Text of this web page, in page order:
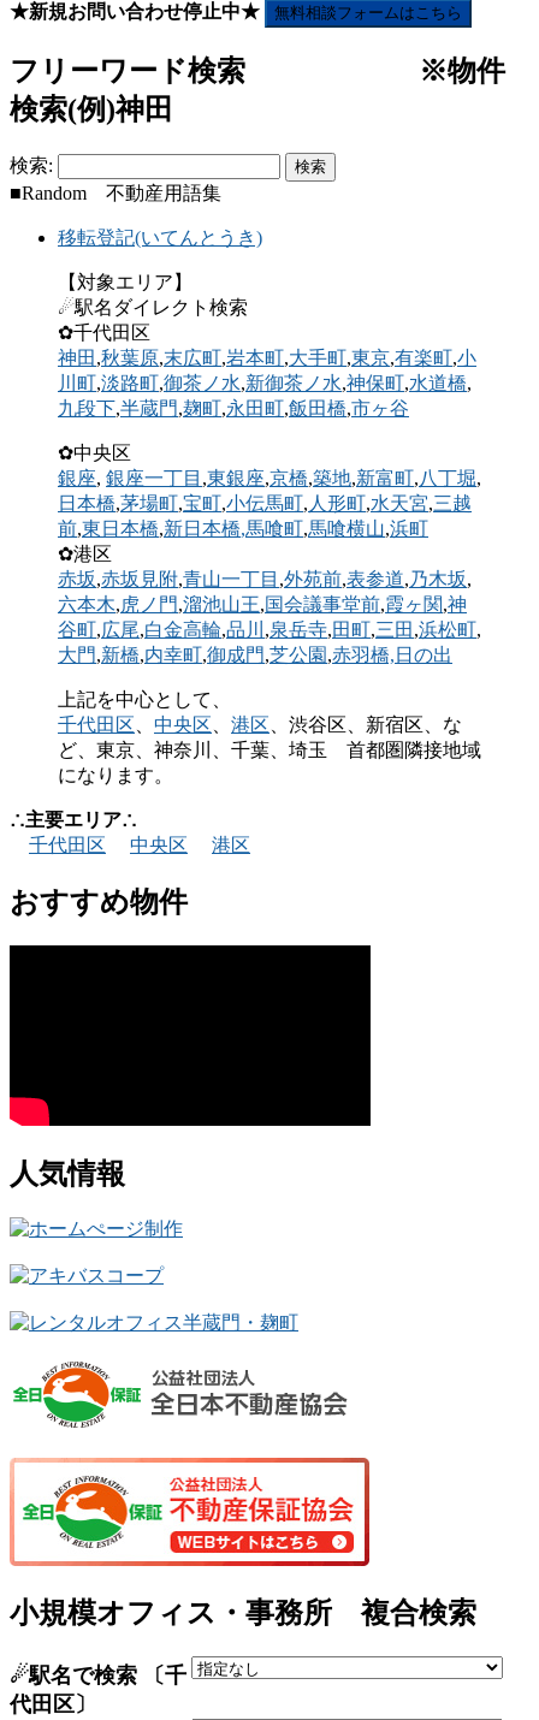
★新規お問い合わせ停止中★ 無料相談フォームはこちら
フリーワード検索 ※物件
検索(例)神田
検索:
■Random 不動産用語集
移転登記(いてんとうき)
【対象エリア】
☄駅名ダイレクト検索
✿千代田区
神田 ,秋葉原,末広町,岩本町,大手町,東京,有楽町,小
川町,淡路町,御茶ノ水,新御茶ノ水,神保町,水道橋,
九段下,半蔵門,麹町,永田町,飯田橋,市ヶ谷
✿中央区
銀座, 銀座一丁目 ,東銀座,京橋,築地,新富町,八丁堀,
日本橋,茅場町,宝町,小伝馬町, 人形町,水天宮,三越
前,東日本橋,新日本橋,馬喰町,馬喰横山,浜町
✿港区
赤坂,赤坂見附,青山一丁目 ,外苑前,表参道,乃木坂,
六本木,虎ノ門,溜池山王,国会議事堂前,霞ヶ関,神
谷町,広尾,白金高輪,品川 ,泉岳寺,田町,三田 ,浜松町,
大門,新橋,内幸町,御成門,芝公園 ,赤羽橋, 日の出
上記を中心として、
千代田区
中央区 港区 、渋谷区、新宿区、な
ど、東京、神奈川、千葉、埼玉 首都圏隣接地域
になります。
∴主要エリア∴
千代田区
中央区 港区
おすすめ物件
人気情報
小規模オフィス・事務所 複合検索
☄駅名で検索 〔千
代田区〕